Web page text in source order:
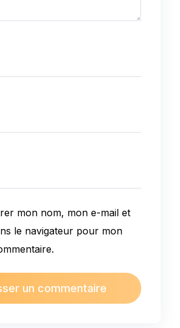
mon nom, mon e-mail et
le navigateur pour mon